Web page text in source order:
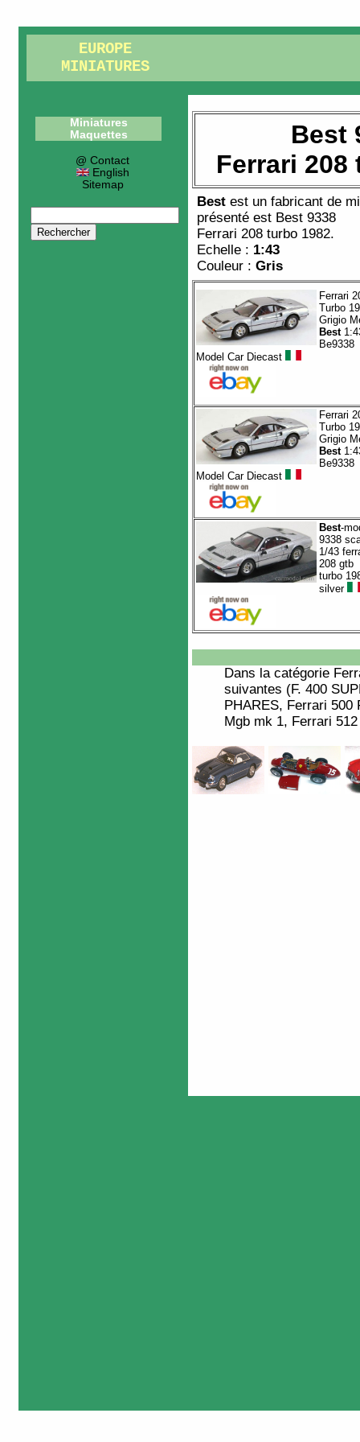
EUROPE
MINIATURES
Miniatures
Maquettes
@ Contact
English
Sitemap
Best
Ferrari 208
Best est un fabricant de
présenté est Best 9338
Ferrari 208 turbo 1982.
Echelle : 1:43
Couleur :Gris
Ferrari
Turbo
Grigio
Best
Be9338
Model Car Diecast
Ferrari
Turbo
Grigio
Best
Be9338
Model Car Diecast
Best-
9338
1/43
208 gtb
turbo
silver
Dans la catégorie
suivantes (F. 400
PHARES, Ferrari 500
Mgb mk 1, Ferrari